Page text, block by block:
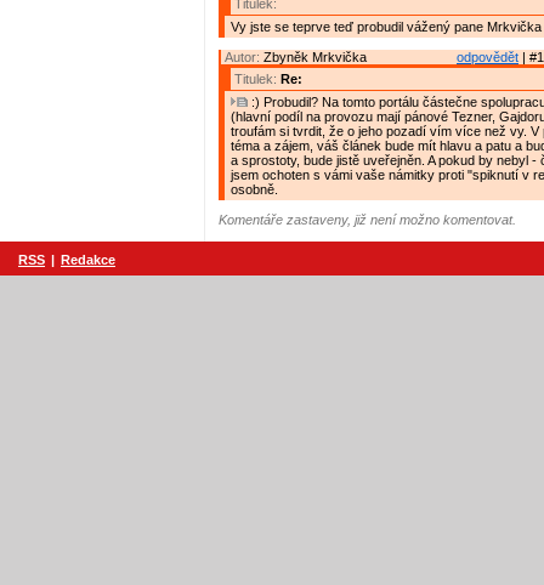
Titulek:
Vy jste se teprve teď probudil vážený pane Mrkvička
odpovědět |
Autor: Zbyněk Mrkvička
Titulek: Re:
:) Probudil? Na tomto portálu částečne
(hlavní podíl na provozu mají pánové Tezner,
troufám si tvrdit, že o jeho pozadí vím více než vy. V
téma a zájem, váš článek bude mít hlavu a patu a
a sprostoty, bude jistě uveřejněn. A pokud by nebyl -
jsem ochoten s vámi vaše námitky proti "spiknutí v
osobně.
Komentáře zastaveny, již není možno komentovat.
RSS | Redakce